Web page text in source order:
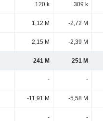
120 k 309 k
1,12 M -2,72 M
2,15 M -2,39 M
241 M 251 M
- -
-11,91 M -5,58 M
- -